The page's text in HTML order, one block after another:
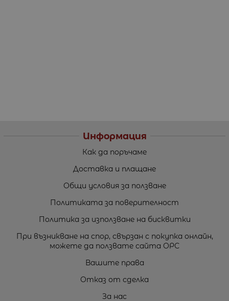
Информация
Как да поръчаме
Доставка и плащане
Общи условия за ползване
Политиката за поверителност
Политика за използване на бисквитки
При възникване на спор, свързан с покупка онлайн,
можете да ползвате сайта ОРС
Вашите права
Отказ от сделка
За нас